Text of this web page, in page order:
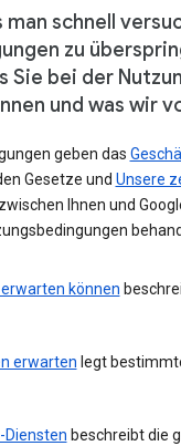
man schnell
zu
Sie bei der
und was wir
geben das
Gesetze und Unsere
Ihnen und
können
erwarten legt
Diensten beschreibt die